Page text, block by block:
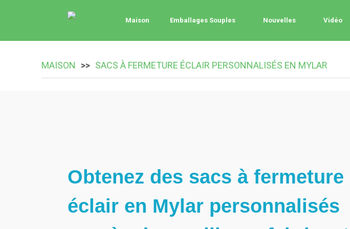
Maison Emballages Souples Nouvelles Vidéo
MAISON SACS À FERMETURE ÉCLAIR PERSONNALISÉS EN MYLAR
Obtenez des sacs à fermeture
éclair en Mylar personnalisés